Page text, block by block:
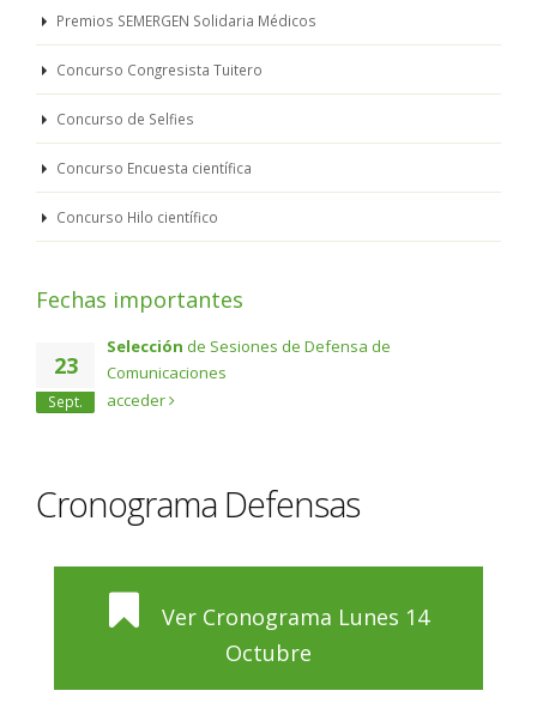
Premios SEMERGEN Solidaria Médicos
Concurso Congresista Tuitero
Concurso de Selfies
Concurso Encuesta científica
Concurso Hilo científico
Fechas importantes
23
Sept.
Selección de Sesiones de Defensa de
Comunicaciones
acceder
Cronograma Defensas
Ver Cronograma Lunes 14
Octubre